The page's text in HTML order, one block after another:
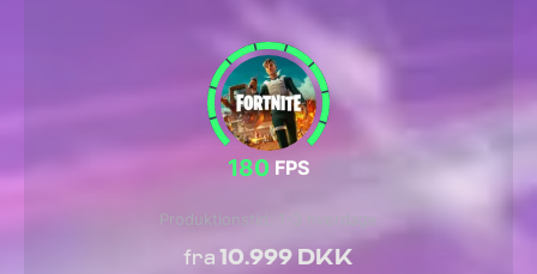
180 FPS
fra 10.999 DKK
Produktionstid: 1-3 hverdage